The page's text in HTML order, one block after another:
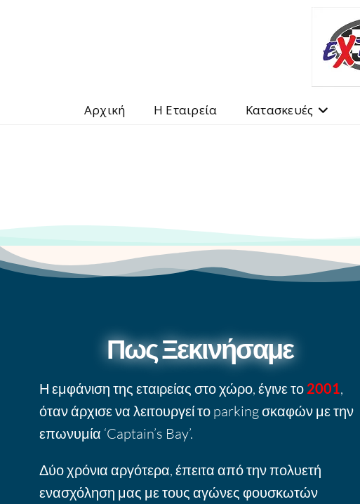
Αρχική Η Εταιρεία Κατασκευές
Πως Ξεκινήσαμε
Η εμφάνιση της εταιρείας στο χώρο, έγινε το 2001,
όταν άρχισε να λειτουργεί το parking σκαφών με την
επωνυμία ‘Captain’s Bay’.
Δύο χρόνια αργότερα, έπειτα από την πολυετή
ενασχόληση μας με τους αγώνες φουσκωτών